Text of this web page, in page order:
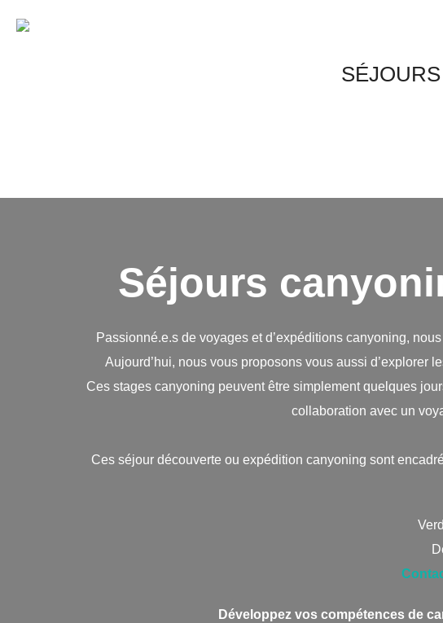
Séjours
Passionné.e.s de voyages et d’expéditions canyoning,
Aujourd’hui, nous vous proposons vous aussi d’explorer
Ces stages canyoning peuvent être simplement quelques
collaboration avec un
Ces séjour découverte ou expédition canyoning sont
Développez vos compétences de